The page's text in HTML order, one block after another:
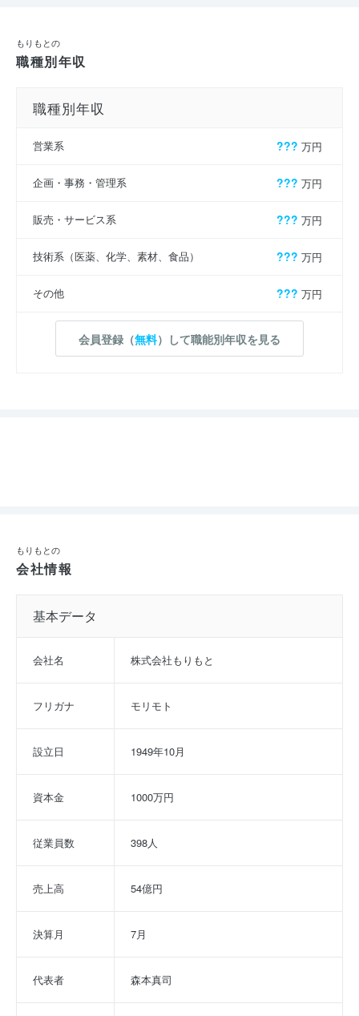
もりもとの
職種別年収
職種別年収
営業系 ??? 万円
企画・事務・管理系 ??? 万円
販売・サービス系 ??? 万円
技術系（医薬、化学、素材、食品） ??? 万円
その他 ??? 万円
会員登録（無料）して職能別年収を見る
もりもとの
会社情報
基本データ
会社名 株式会社もりもと
フリガナ モリモト
設立日 1949年10月
資本金 1000万円
従業員数 398人
売上高 54億円
決算月 7月
代表者 森本真司